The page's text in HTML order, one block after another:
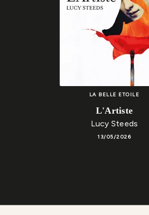
LA BELLE ETOILE
L'Artiste
Lucy Steeds
13/05/2026